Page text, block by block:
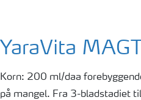
YaraVita
Korn: 200 ml/daa
på mangel. Fra 3-bladstadiet